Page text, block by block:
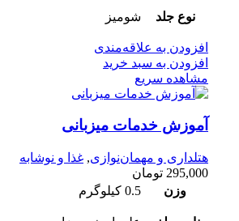
نوع جلد شومیز
افزودن به علاقه‌مندی
افزودن به سبد خرید
مشاهده سریع
آموزش خدمات میزبانی
هتلداری و مهمان‌نوازی, غذا و نوشابه
295,000 تومان
وزن
0.5 کیلوگرم